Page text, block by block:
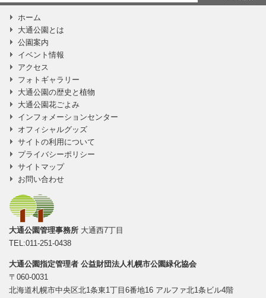
ホーム
大通公園とは
公園案内
イベント情報
アクセス
フォトギャラリー
大通公園の歴史と植物
大通公園花ごよみ
インフォメーションセンター
オフィシャルグッズ
サイトの利用について
プライバシーポリシー
サイトマップ
お問い合わせ
大通公園管理事務所 大通西7丁目
TEL:011-251-0438
大通公園指定管理者 公益財団法人札幌市公園緑化協会
〒060-0031
北海道札幌市中央区北1条東1丁目6番地16 アルファ北1条ビル4階